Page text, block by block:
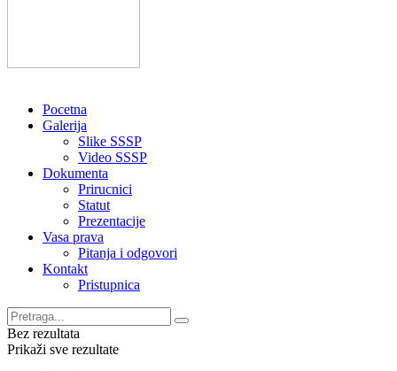
Pocetna
Galerija
Slike SSSP
Video SSSP
Dokumenta
Prirucnici
Statut
Prezentacije
Vasa prava
Pitanja i odgovori
Kontakt
Pristupnica
Bez rezultata
Prikaži sve rezultate